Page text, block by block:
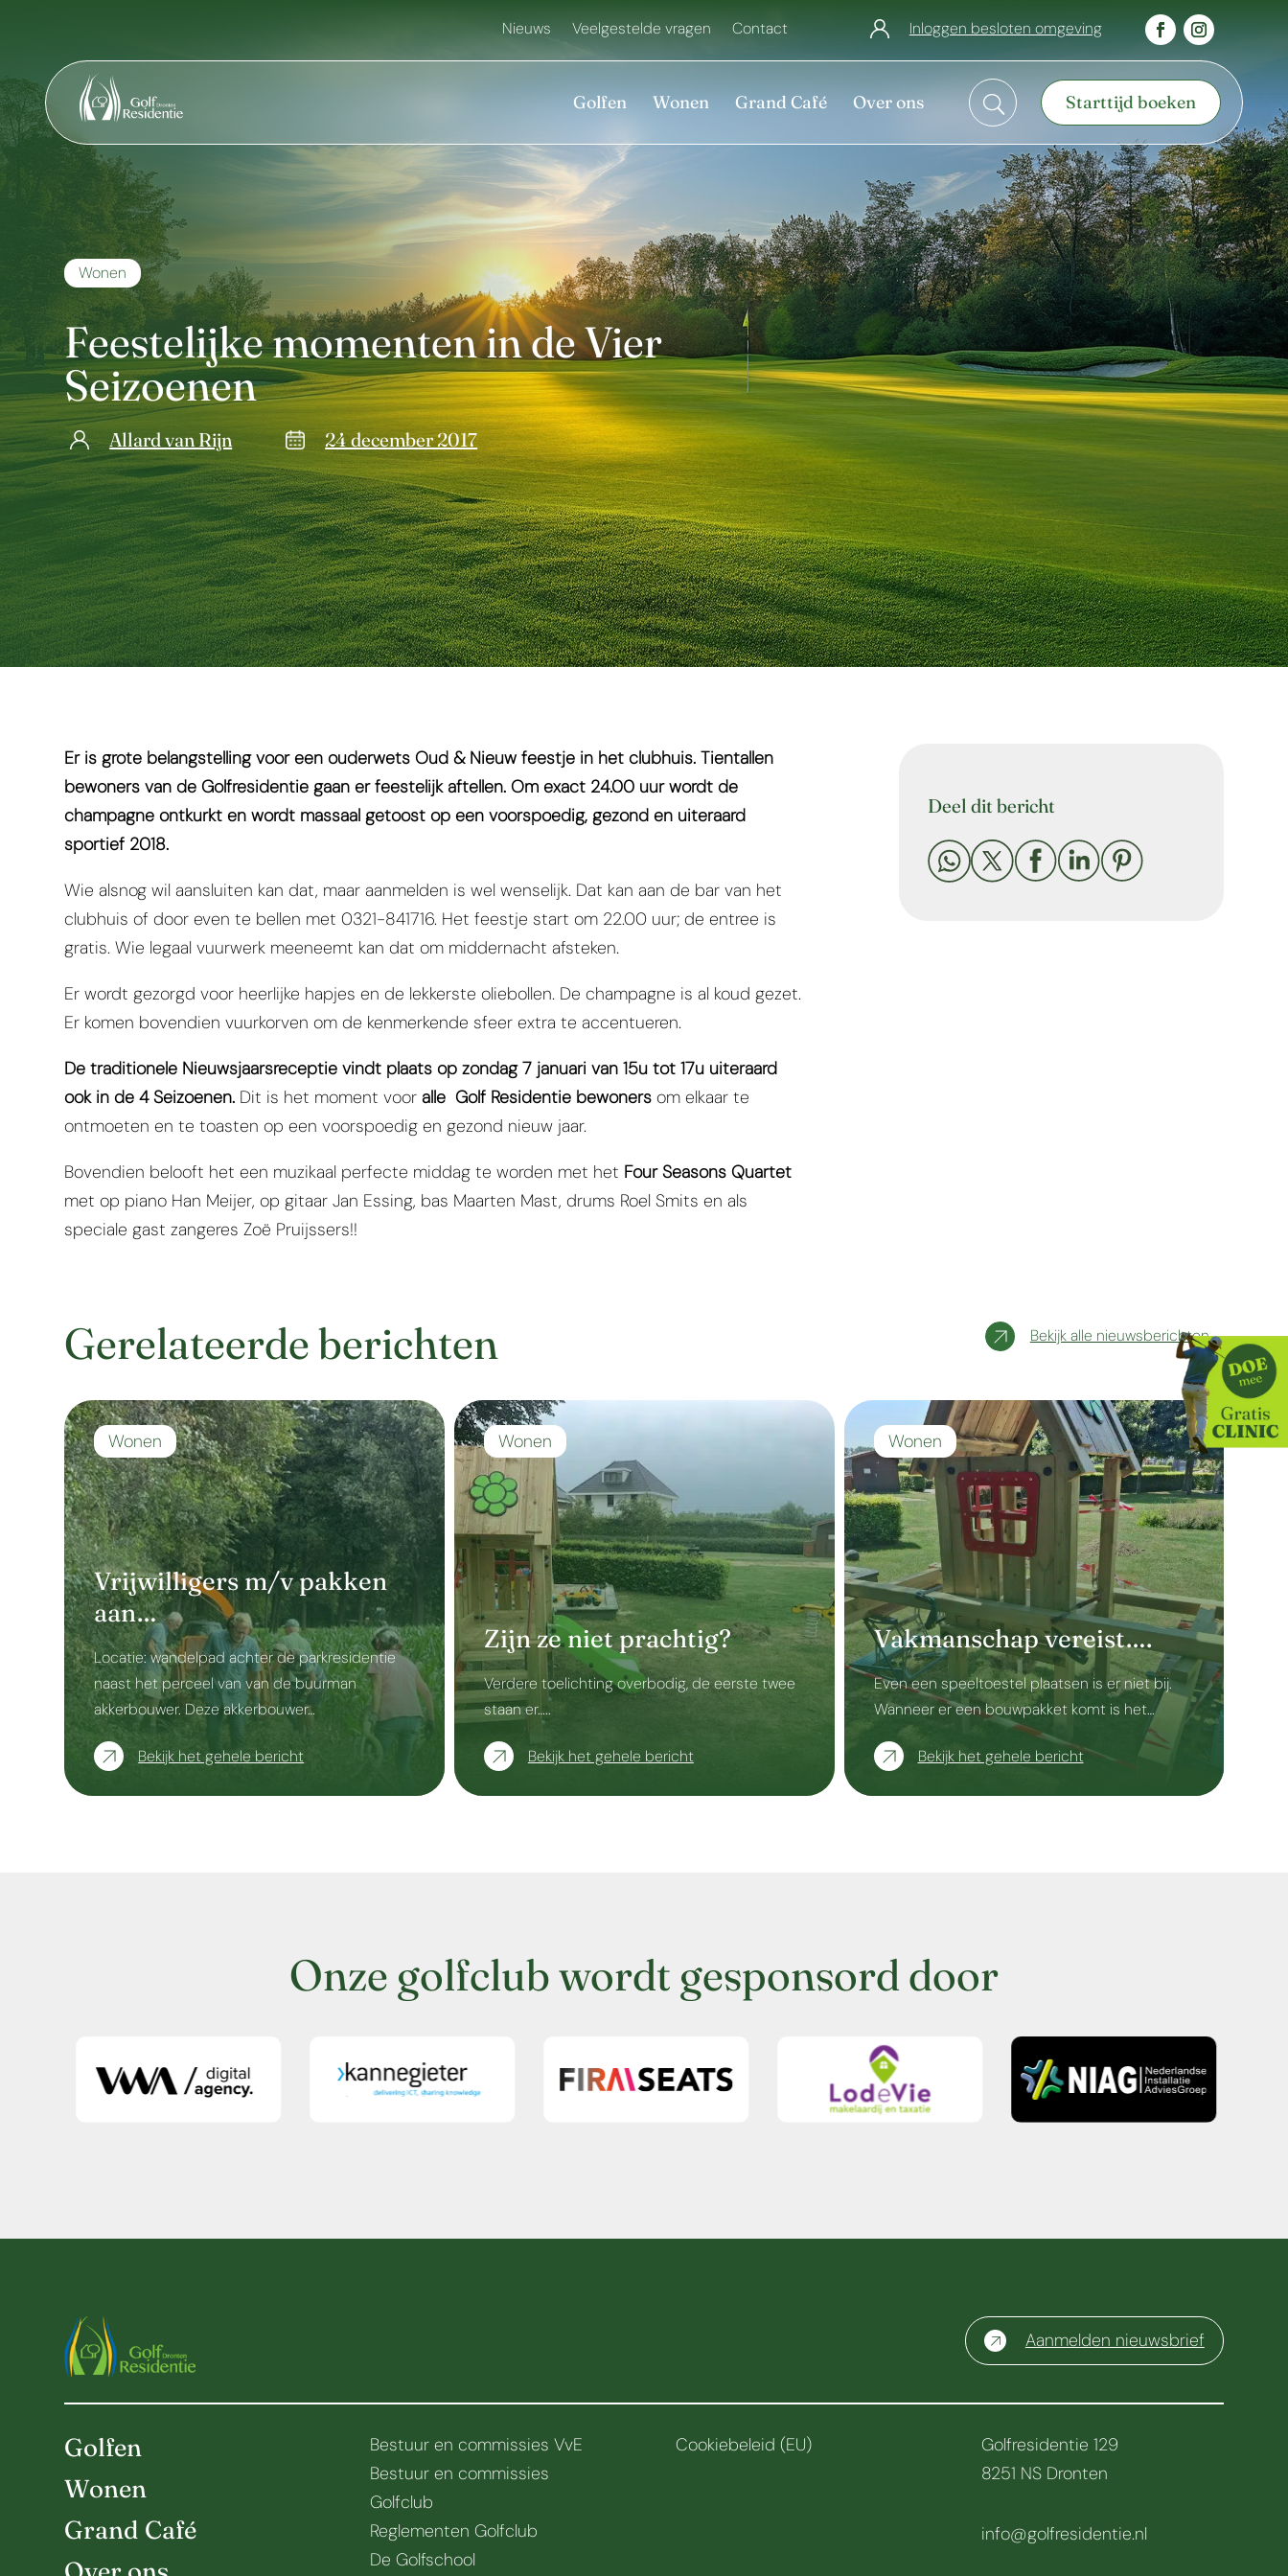
Nieuws Veelgestelde vragen Contact Inloggen besloten omgeving
Golfen Wonen Grand Café Over ons U Starttijd boeken
Wonen
Feestelijke momenten in de Vier
Seizoenen
Allard van Rijn 24 december 2017
Er is grote belangstelling voor een ouderwets Oud & Nieuw feestje in het clubhuis. Tientallen
bewoners van de Golfresidentie gaan er feestelijk aftellen. Om exact 24.00 uur wordt de
champagne ontkurkt en wordt massaal getoost op een voorspoedig, gezond en uiteraard
sportief 2018.
Wie alsnog wil aansluiten kan dat, maar aanmelden is wel wenselijk. Dat kan aan de bar van het
clubhuis of door even te bellen met 0321-841716. Het feestje start om 22.00 uur; de entree is
gratis. Wie legaal vuurwerk meeneemt kan dat om middernacht afsteken.
Er wordt gezorgd voor heerlijke hapjes en de lekkerste oliebollen. De champagne is al koud gezet.
Er komen bovendien vuurkorven om de kenmerkende sfeer extra te accentueren.
De traditionele Nieuwsjaarsreceptie vindt plaats op zondag 7 januari van 15u tot 17u uiteraard
ook in de 4 Seizoenen. Dit is het moment voor alle Golf Residentie bewoners om elkaar te
ontmoeten en te toasten op een voorspoedig en gezond nieuw jaar.
Bovendien belooft het een muzikaal perfecte middag te worden met het Four Seasons Quartet
met op piano Han Meijer, op gitaar Jan Essing, bas Maarten Mast, drums Roel Smits en als
speciale gast zangeres Zoë Pruijssers!!
Deel dit bericht
    
Gerelateerde berichten Bekijk alle nieuwsberichten
Vrijwilligers m/v pakken
aan…
Wonen
Locatie: wandelpad achter de parkresidentie
naast het perceel van van de buurman
akkerbouwer. Deze akkerbouwer…
Bekijk het gehele bericht
Zijn ze niet prachtig?
Wonen
Verdere toelichting overbodig, de eerste twee
staan er…..
Bekijk het gehele bericht
Vakmanschap vereist….
Wonen
Even een speeltoestel plaatsen is er niet bij.
Wanneer er een bouwpakket komt is het…
Bekijk het gehele bericht
Onze golfclub wordt gesponsord door
Aanmelden nieuwsbrief
Golfen
Wonen
Grand Café
Bestuur en commissies VvE
Bestuur en commissies
Golfclub
Reglementen Golfclub
De Golfschool
Cookiebeleid (EU)
Golfresidentie 129
8251 NS Dronten
info@golfresidentie.nl